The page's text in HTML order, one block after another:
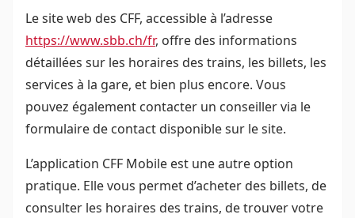
Le site web des CFF, accessible à l’adresse
https://www.sbb.ch/fr, offre des informations
détaillées sur les horaires des trains, les billets, les
services à la gare, et bien plus encore. Vous
pouvez également contacter un conseiller via le
formulaire de contact disponible sur le site.
L’application CFF Mobile est une autre option
pratique. Elle vous permet d’acheter des billets, de
consulter les horaires des trains, de trouver votre